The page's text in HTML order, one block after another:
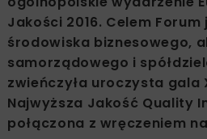
Jakości 2016. Celem
środowiska biznesowego,
samorządowego i
zwieńczyła uroczysta gala
Najwyższa Jakość Quality
połączona z wręczeniem